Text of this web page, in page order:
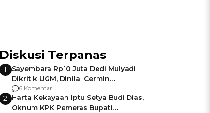
Diskusi Terpanas
1
Sayembara Rp10 Juta Dedi Mulyadi
Dikritik UGM, Dinilai Cermin
Gagalnya Negara Jamin Keamanan
6 Komentar
2 Harta Kekayaan Iptu Setya Budi Dias,
Oknum KPK Pemeras Bupati